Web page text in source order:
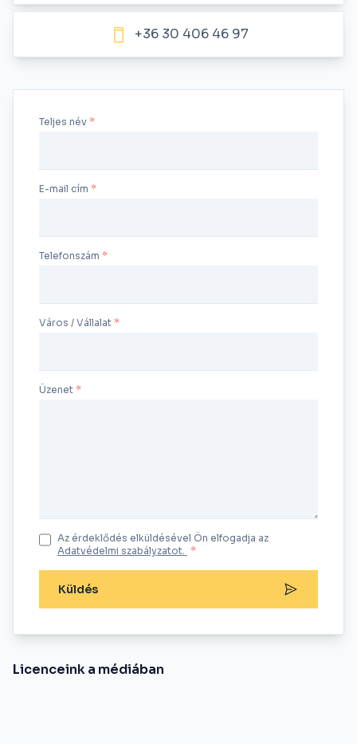
+36 30 406 46 97
Üzenet
Teljes név
E-mail cím
Telefonszám
Város / Vállalat
Az érdeklődés elküldésével Ön elfogadja az
Adatvédelmi szabályzatot. *
Küldés
Licenceink a médiában